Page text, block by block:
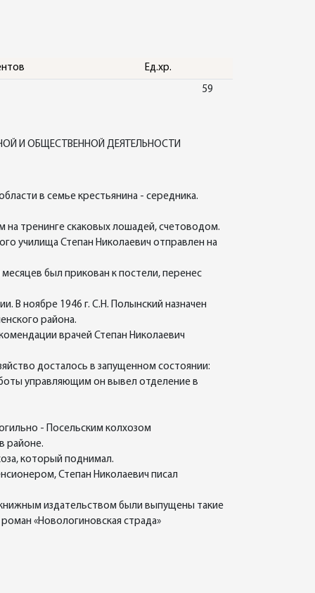
Ед.хр.
59
И ОБЩЕСТВЕННОЙ ДЕЯТЕЛЬНОСТИ
в семье крестьянина - середника.
на тренинге скаковых лошадей, счетоводом.
училища Степан Николаевич отправлен на
был прикован к постели, перенес
В ноябре 1946 г. С.Н. Полынский назначен
района.
врачей Степан Николаевич
досталось в запущенном состоянии:
управляющим он вывел отделение в
- Посельским колхозом
районе.
который поднимал.
Степан Николаевич писал
книжным издательством были выпущены такие
«Новологиновская страда»